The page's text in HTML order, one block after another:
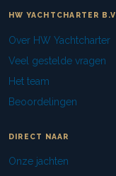
HW YACHTCHARTER
Over HW Yachtcharter
Veel gestelde vragen
Het team
Beoordelingen
DIRECT NAAR
Onze jachten